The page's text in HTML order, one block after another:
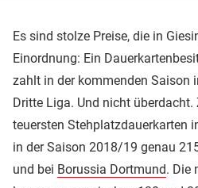
Es sind stolze Preise, die in
Einordnung: Ein
zahlt in der kommenden Saison
Dritte Liga. Und nicht überdacht.
teuersten Stehplatzdauerkarten
in der Saison 2018/19 genau
und bei Borussia Dortmund. Die